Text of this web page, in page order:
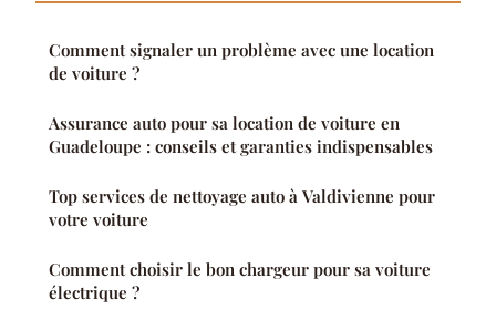
Comment signaler un problème avec une location
de voiture ?
Assurance auto pour sa location de voiture en
Guadeloupe : conseils et garanties indispensables
Top services de nettoyage auto à Valdivienne pour
votre voiture
Comment choisir le bon chargeur pour sa voiture
électrique ?